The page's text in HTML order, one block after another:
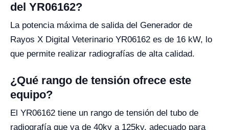
del YR06162?
La potencia máxima de salida del Generador de
Rayos X Digital Veterinario YR06162 es de 16 kW, lo
que permite realizar radiografías de alta calidad.
¿Qué rango de tensión ofrece este
equipo?
El YR06162 tiene un rango de tensión del tubo de
radiografía que va de 40kv a 125kv, adecuado para